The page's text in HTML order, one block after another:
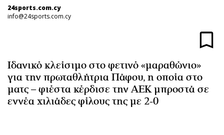
Αθλητισμός
Κληρώσεις Allwyn
Οικονομική
Οικονομία
Αυτοκίνηση
Αφιερώματα
Πολιτική
24sports.com.cy
info@24sports.com.cy
Ιδανικό κλείσιμο στο φετινό «μαραθώνιο»
για την πρωταθλήτρια Πάφου, η οποία στο
ματς – φιέστα κέρδισε την ΑΕΚ μπροστά σε
εννέα χιλιάδες φίλους της με 2-0